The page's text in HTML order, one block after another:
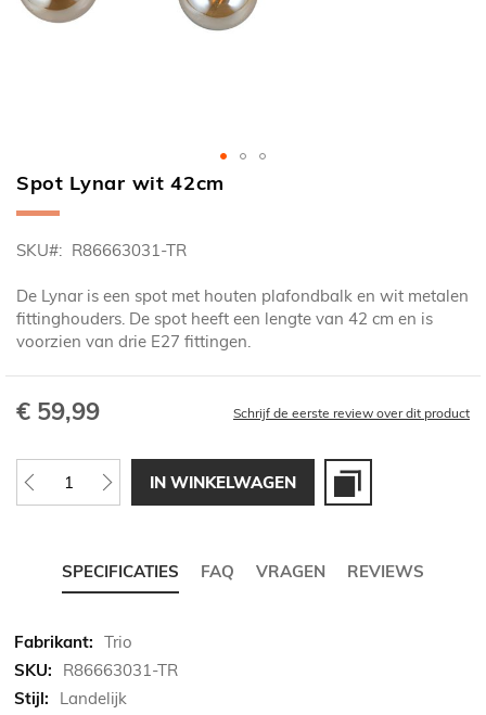
Ga
naar
begin
de
afbeeldingen-
gallerij
Spot Lynar wit 42cm
SKU R86663031-TR
De Lynar is een spot met houten plafondbalk en wit metalen
fittinghouders. De spot heeft een lengte van 42 cm en is
voorzien van drie E27 fittingen.
€ 59,99 Schrijf de eerste review over dit product
IN WINKELWAGEN
SPECIFICATIES FAQ VRAGEN REVIEWS
Meer
informatie
Trio
R86663031-TR
Landelijk